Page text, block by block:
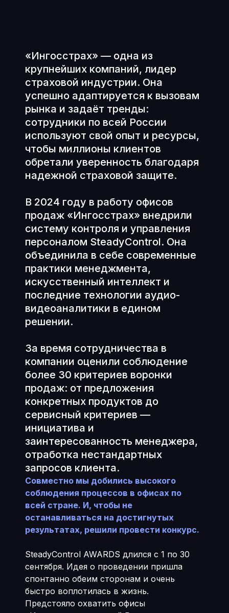
«Ингосстрах» — одна из
крупнейших компаний, лидер
страховой индустрии. Она
успешно адаптируется к вызовам
рынка и задаёт тренды:
сотрудники по всей России
используют свой опыт и ресурсы,
чтобы миллионы клиентов
обретали уверенность благодаря
надежной страховой защите.
В 2024 году в работу офисов
продаж «Ингосстрах» внедрили
систему контроля и управления
персоналом SteadyControl. Она
объединила в себе современные
практики менеджмента,
искусственный интеллект и
последние технологии аудио-
видеоаналитики в едином
решении.
За время сотрудничества в
компании оценили соблюдение
более 30 критериев воронки
продаж: от предложения
конкретных продуктов до
сервисный критериев —
инициатива и
заинтересованность менеджера,
отработка нестандартных
запросов клиента.
Совместно мы добились высокого
соблюдения процессов в офисах по
всей стране. И, чтобы не
останавливаться на достигнутых
результатах, решили провести конкурс.
SteadyControl AWARDS длился с 1 по 30
сентября. Идея о проведении пришла
спонтанно обеим сторонам и очень
быстро воплотилась в жизнь.
Предстояло охватить офисы